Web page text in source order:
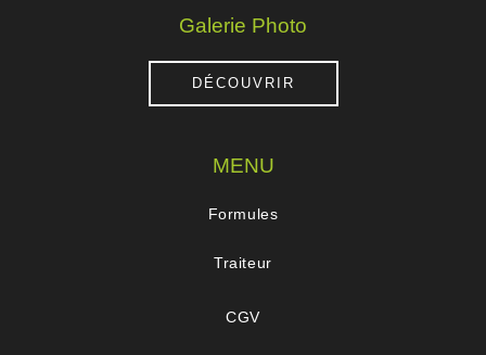
Galerie Photo
DÉCOUVRIR
MENU
Formules
Traiteur
CGV